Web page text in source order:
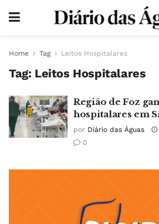
Home Tag Leitos Hospitalares
Tag: Leitos Hospitalares
Região de Foz
hospitalares em
por Diário das Águas
0